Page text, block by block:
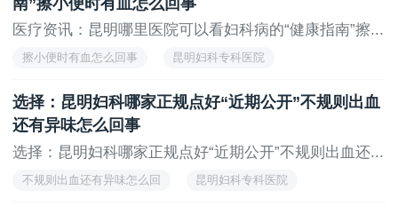
医疗资讯：昆明哪里医院可以看妇科病的“健康指南”擦...
擦小便时有血怎么回事 昆明妇科专科医院
选择：昆明妇科哪家正规点好“近期公开”不规则出血
还有异味怎么回事
选择：昆明妇科哪家正规点好“近期公开”不规则出血还...
不规则出血还有异味怎么回 昆明妇科专科医院